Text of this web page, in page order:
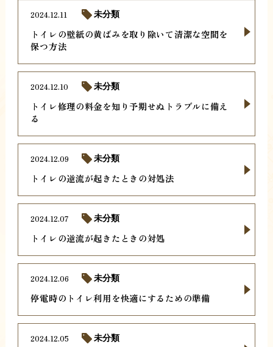
トイレの壁紙の黄ばみを取り除いて清潔な空間を
保つ方法
2024.12.11 未分類
トイレ修理の料金を知り予期せぬトラブルに備え
る
2024.12.10 未分類
トイレの逆流が起きたときの対処法
2024.12.09 未分類
トイレの逆流が起きたときの対処
2024.12.07 未分類
停電時のトイレ利用を快適にするための準備
2024.12.06 未分類
2024.12.05 未分類